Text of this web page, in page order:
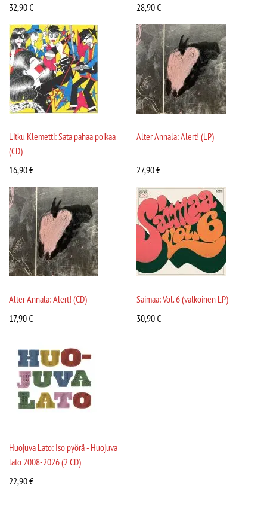
32,90€ 28,90€
Litku Klemetti: Sata pahaa poikaa
(CD)
16,90€
Alter Annala: Alert! (LP)
27,90€
Alter Annala: Alert! (CD)
17,90€
Saimaa: Vol. 6 (valkoinen LP)
30,90€
Huojuva Lato: Iso pyörä - Huojuva
lato 2008-2026 (2 CD)
22,90€